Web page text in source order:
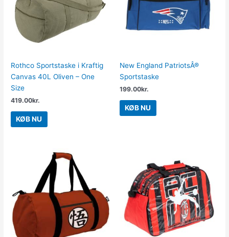
Rothco Sportstaske i Kraftig
Canvas 40L Oliven – One
Size
419.00kr.
KØB NU
New England PatriotsÂ®
Sportstaske
199.00kr.
KØB NU